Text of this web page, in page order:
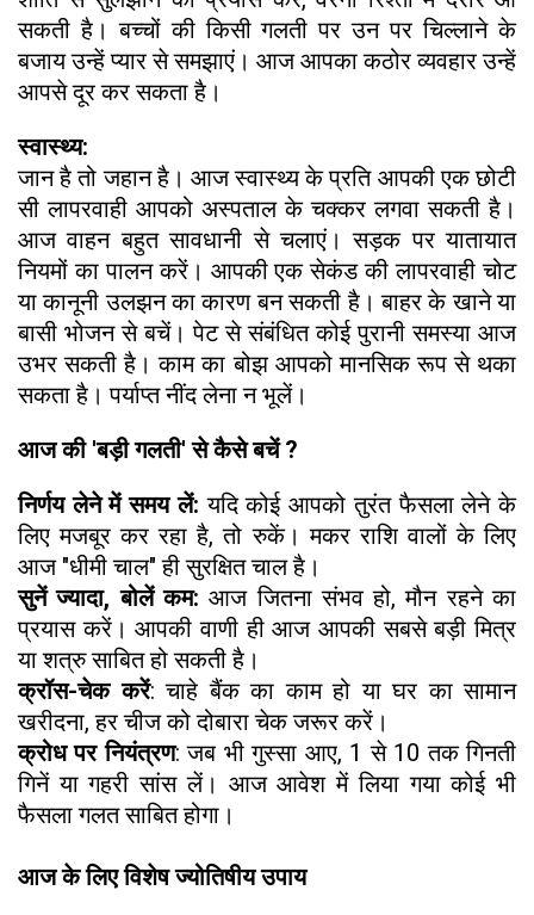
सकती है। बच्चों की किसी गलती पर उन पर चिल्लाने के
बजाय उन्हें प्यार से समझाएं। आज आपका कठोर व्यवहार उन्हें
आपसे दूर कर सकता है।
स्वास्थ्य:
जान है तो जहान है। आज स्वास्थ्य के प्रति आपकी एक छोटी
सी लापरवाही आपको अस्पताल के चक्कर लगवा सकती है।
आज वाहन बहुत सावधानी से चलाएं। सड़क पर यातायात
नियमों का पालन करें। आपकी एक सेकंड की लापरवाही चोट
या कानूनी उलझन का कारण बन सकती है। बाहर के खाने या
बासी भोजन से बचें। पेट से संबंधित कोई पुरानी समस्या आज
उभर सकती है। काम का बोझ आपको मानसिक रूप से थका
सकता है। पर्याप्त नींद लेना न भूलें।
आज की 'बड़ी गलती' से कैसे बचें ?
निर्णय लेने में समय लें:यदि कोई आपको तुरंत फैसला लेने के
लिए मजबूर कर रहा है, तो रुकें। मकर राशि वालों के लिए
आज "धीमी चाल" ही सुरक्षित चाल है।
सुनें ज्यादा, बोलें कम:आज जितना संभव हो, मौन रहने का
प्रयास करें। आपकी वाणी ही आज आपकी सबसे बड़ी मित्र
या शत्रु साबित हो सकती है।
क्रॉस-चेक करें: चाहे बैंक का काम हो या घर का सामान
खरीदना, हर चीज को दोबारा चेक जरूर करें।
क्रोध पर नियंत्रण: जब भी गुस्सा आए, 1 से 10 तक गिनती
गिनें या गहरी सांस लें। आज आवेश में लिया गया कोई भी
फैसला गलत साबित होगा।
आज के लिए विशेष ज्योतिषीय उपाय